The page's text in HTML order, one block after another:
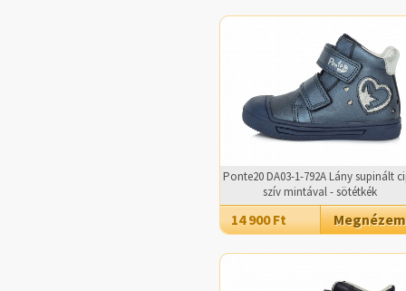
Ponte20 DA03-1-792A Lány supinált
szív mintával - sötétkék
14 900 Ft Megnézem